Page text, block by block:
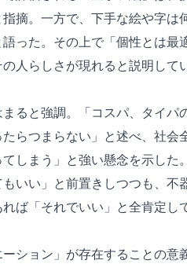
摘。一方で、下手な絵や字は
った。その上で「個性とは最
人らしさが現れると説明して
ると強調。「コスパ、タイパ
らつまらない」と述べ、社会
しまう」と強い懸念を示した
いい」と前置きしつつも、不
ば「それでいい」と全肯定し
ション」が存在することの意